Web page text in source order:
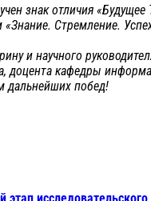
знак отличия «Будущее
Стремление.
и научного
доцента кафедры
дальнейших побед!